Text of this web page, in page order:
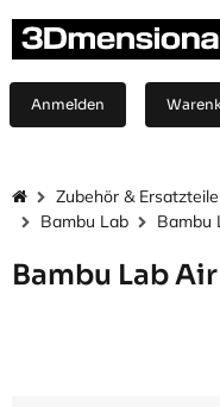
Anmelden
Zubehör & Ersatzteile
Bambu Lab
Bambu
Bambu Lab